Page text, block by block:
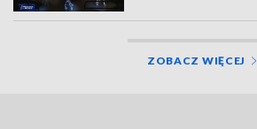
ZOBACZ WIĘCEJ